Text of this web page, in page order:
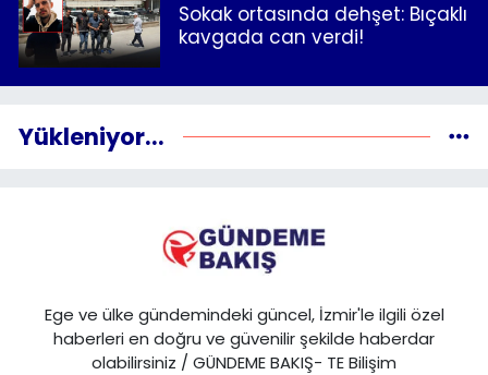
Sokak ortasında dehşet: Bıçaklı
kavgada can verdi!
Yükleniyor...
Ege ve ülke gündemindeki güncel, İzmir'le ilgili özel
haberleri en doğru ve güvenilir şekilde haberdar
olabilirsiniz / GÜNDEME BAKIŞ- TE Bilişim